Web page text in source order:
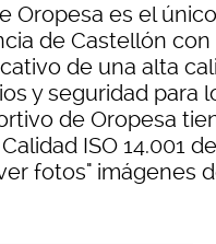
Oropesa es el
de Castellón con
de una alta
y seguridad para
de Oropesa
ISO 14.001
fotos" imágenes